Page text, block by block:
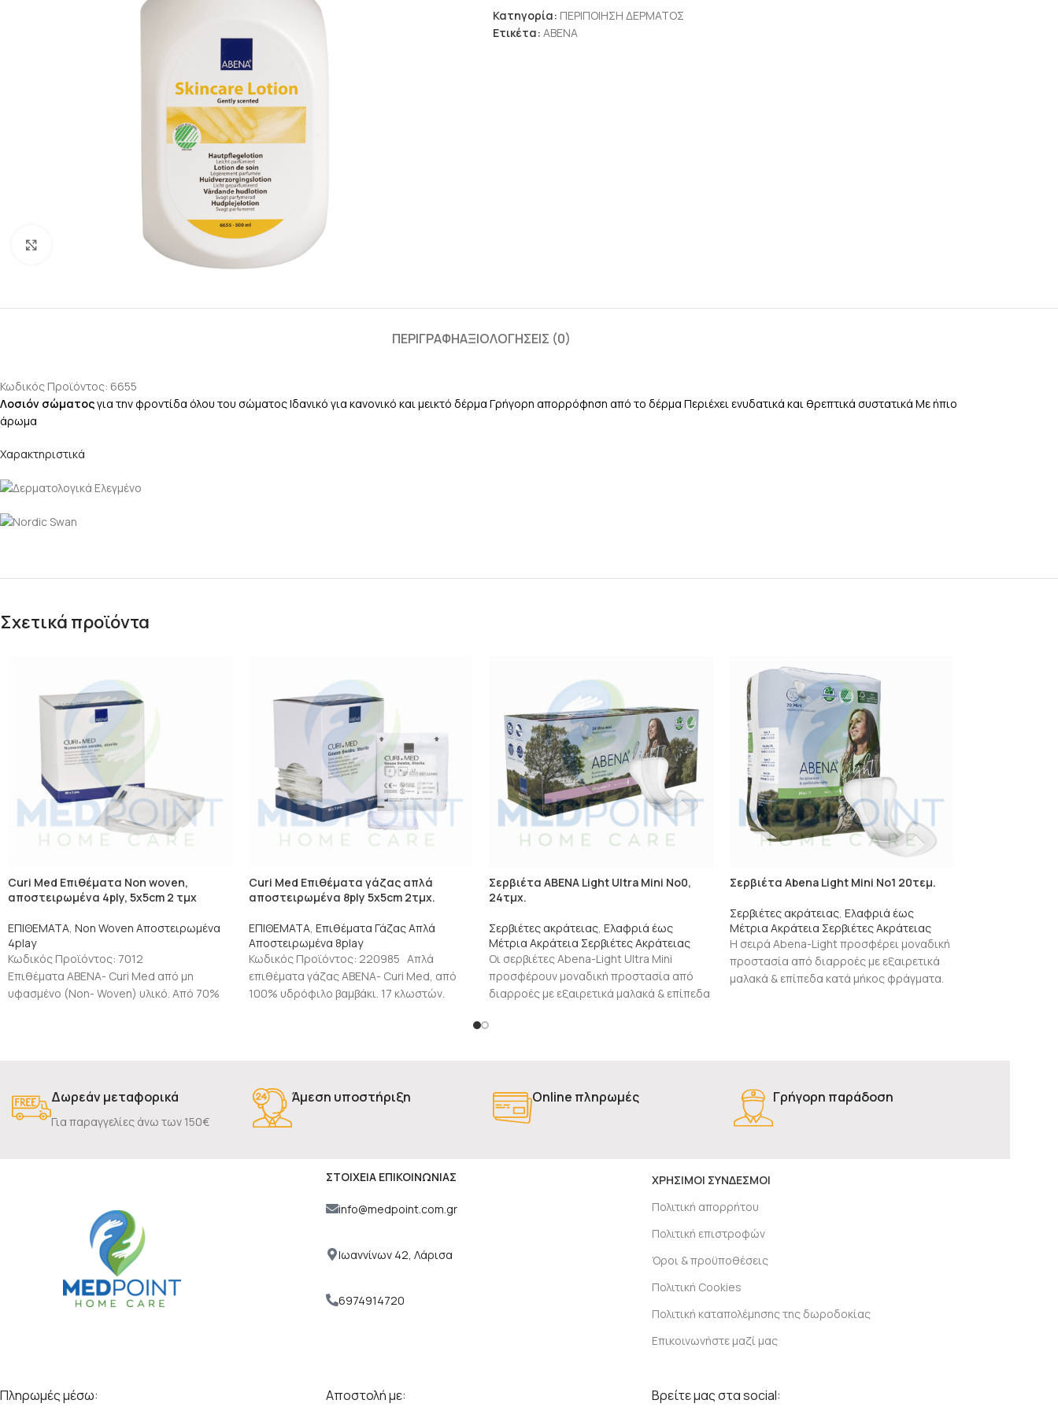
Κατηγορία: ΠΕΡΙΠΟΙΗΣΗ ΔΕΡΜΑΤΟΣ
Ετικέτα: ABENA
ΠΕΡΙΓΡΑΦΉΑΞΙΟΛΟΓΉΣΕΙΣ (0)
Κωδικός Προϊόντος: 6655
Λοσιόν σώματοςγια την φροντίδα όλου του σώματος Ιδανικό για κανονικό και μεικτό δέρμα Γρήγορη απορρόφηση από το δέρμα Περιέχει ενυδατικά και θρεπτικά συστατικά Με ήπιο
άρωμα
Χαρακτηριστικά
Σχετικά προϊόντα
Curi Med Επιθέματα Non woven,
αποστειρωμένα 4ply, 5x5cm 2 τμχ
ΕΠΙΘΕΜΑΤΑ, Non Woven Αποστειρωμένα
4play
Κωδικός Προϊόντος: 7012
Επιθέματα ΑΒΕΝΑ- Curi Med από μη
υφασμένο (Non- Woven) υλικό. Από 70%
Curi Med Επιθέματα γάζας απλά
αποστειρωμένα 8ply 5x5cm 2τμχ.
ΕΠΙΘΕΜΑΤΑ, Επιθέματα Γάζας Απλά
Αποστειρωμένα 8play
Κωδικός Προϊόντος: 220985 Απλά
επιθέματα γάζας ΑΒΕΝΑ- Curi Med, από
100% υδρόφιλο βαμβάκι. 17 κλωστών.
Σερβιέτα ABENA Light Ultra Mini No0,
24τμχ.
Σερβιέτες ακράτειας, Ελαφριά έως
Μέτρια Ακράτεια Σερβιέτες Ακράτειας
Οι σερβιέτες Abena-Light Ultra Mini
προσφέρουν μοναδική προστασία από
διαρροές με εξαιρετικά μαλακά & επίπεδα
Σερβιέτα Abena Light Mini No1 20τεμ.
Σερβιέτες ακράτειας, Ελαφριά έως
Μέτρια Ακράτεια Σερβιέτες Ακράτειας
Η σειρά Abena-Light προσφέρει μοναδική
προστασία από διαρροές με εξαιρετικά
μαλακά & επίπεδα κατά μήκος φράγματα.
Δωρεάν μεταφορικά
Για παραγγελίες άνω των 150€
Άμεση υποστήριξη Online πληρωμές Γρήγορη παράδοση
ΣΤΟΙΧΕΙΑ ΕΠΙΚΟΙΝΩΝΙΑΣ
info@medpoint.com.gr
Ιωαννίνων 42, Λάρισα
6974914720
ΧΡΗΣΙΜΟΙ ΣΥΝΔΕΣΜΟΙ
Πολιτική απορρήτου
Πολιτική επιστροφών
Όροι & προϋποθέσεις
Πολιτική Cookies
Πολιτική καταπολέμησης της δωροδοκίας
Επικοινωνήστε μαζί μας
Πληρωμές μέσω: Αποστολή με: Βρείτε μας στα social: